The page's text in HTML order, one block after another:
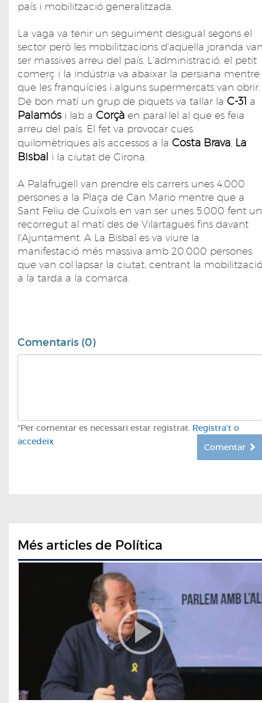
país i mobilització generalitzada.
La vaga va tenir un seguiment desigual segons el
sector però les mobilitzacions d'aquella joranda
ser massives arreu del país. L'administració, el petit
comerç i la indústria va abaixar la persiana mentre
que les franquícies i alguns supermercats van
De bon matí un grup de piquets va tallar la C-31 a
Palamós i lab a Corçà en paral·lel al que es feia
arreu del país. El fet va provocar cues
quilomètriques als accessos a la Costa Brava, La
Bisbal i la ciutat de Girona.
A Palafrugell van prendre els carrers unes 4.000
persones a la Plaça de Can Mario mentre que a
Sant Feliu de Guíxols en van ser unes 5.000 fent un
recorregut al matí des de Vilartagues fins davant
l'Ajuntament. A La Bisbal es va viure la
manifestació més massiva amb 20.000 persones
que van col·lapsar la ciutat, centrant la mobilització
a la tarda a la comarca.
Comentaris (0)
*Per comentar es necessari estar registrat. Registra't o
accedeix
Comentar
Més articles de Política